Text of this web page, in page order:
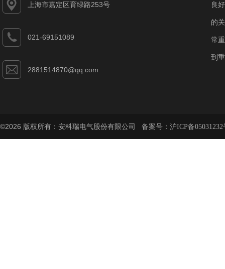
上海市嘉定区育绿路253号
021-69151089
2881514870@qq.com
良
的
常
到
©2026 版权所有：安科瑞电气股份有限公司 备案号： 沪ICP备05031232